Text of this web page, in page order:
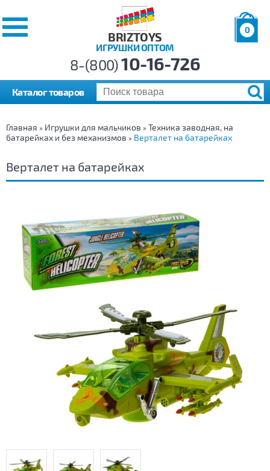
BRIZTOYS
ИГРУШКИ ОПТОМ
0
р.
8-(800)10-16-726
Каталог товаров
Главная » Игрушки для мальчиков » Техника заводная, на
батарейках и без механизмов » Верталет на батарейках
Верталет на батарейках